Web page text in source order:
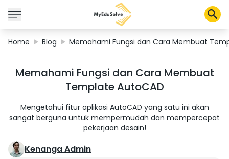
Corporate Solutions
About Us
Shop
Home Blog Memahami Fungsi dan Cara Membuat
Memahami Fungsi dan Cara Membuat
Template AutoCAD
Mengetahui fitur aplikasi AutoCAD yang satu ini akan
sangat berguna untuk mempermudah dan mempercepat
pekerjaan desain!
Kenanga Admin